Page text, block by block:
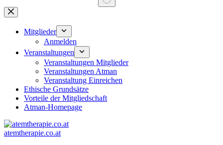
Keine
Ergebnisse
Mitglieder
Anmelden
Veranstaltungen
Veranstaltungen Mitglieder
Veranstaltungen Atman
Veranstaltung Einreichen
Ethische Grundsätze
Vorteile der Mitgliedschaft
Atman-Homepage
atemtherapie.co.at